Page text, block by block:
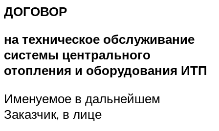
ДОГОВОР
на техническое обслуживание
системы центрального
отопления и оборудования ИТП
Именуемое в дальнейшем
Заказчик, в лице